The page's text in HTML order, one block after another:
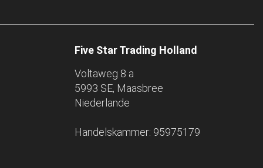
Five Star Trading Holland
Voltaweg 8 a
5993 SE, Maasbree
Niederlande
Handelskammer: 95975179